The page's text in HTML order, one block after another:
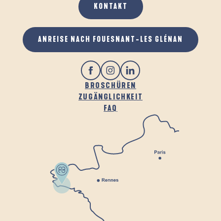
GASTRONOMIE
BROSCHÜREN
ZUGÄNGLICHKEIT
FAQ
KONTAKT
ANREISE NACH FOUESNANT-LES GLÉNAN